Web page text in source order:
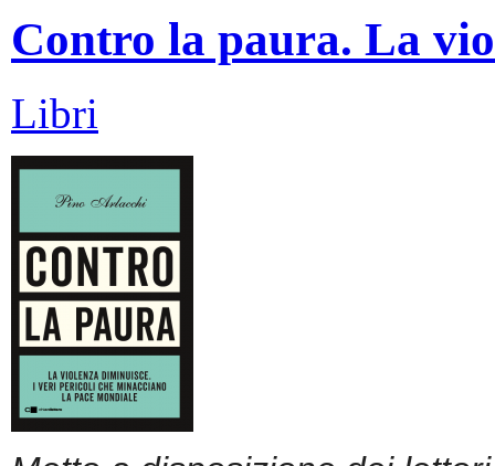
Contro la paura. La
Libri